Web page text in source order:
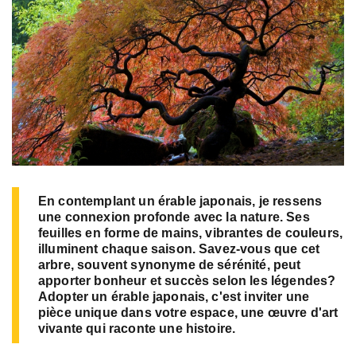
En contemplant un érable japonais, je ressens
une connexion profonde avec la nature. Ses
feuilles en forme de mains, vibrantes de couleurs,
illuminent chaque saison. Savez-vous que cet
arbre, souvent synonyme de sérénité, peut
apporter bonheur et succès selon les légendes?
Adopter un érable japonais, c'est inviter une
pièce unique dans votre espace, une œuvre d'art
vivante qui raconte une histoire.